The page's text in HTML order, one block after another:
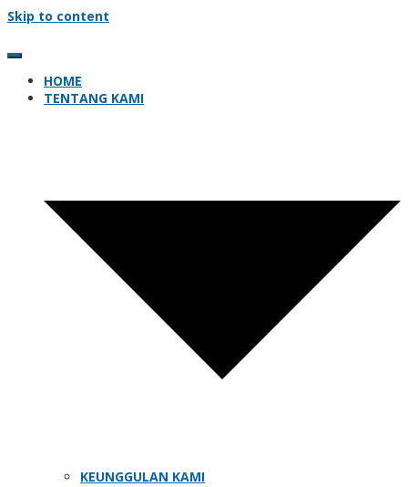
Skip to content
HOME
TENTANG KAMI
KEUNGGULAN KAMI